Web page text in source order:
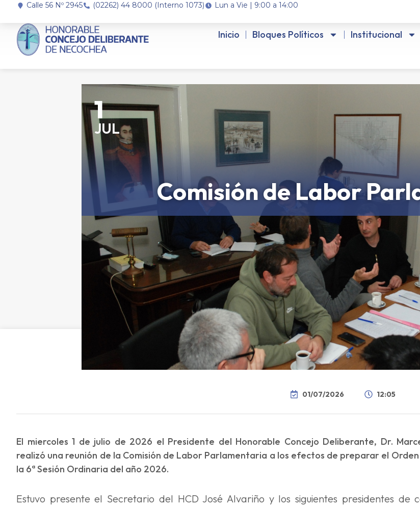
Calle 56 Nº 2945 (02262) 44 8000 (Interno 1073) Lun a Vie | 9:00 a 14:00
Inicio Bloques Políticos Institucional
1
JUL
Comisión de Labor
01/07/2026 12:05
El miercoles 1 de julio de 2026 el Presidente del Honorable Concejo Deliberante, Dr.
realizó una reunión de la Comisión de Labor Parlamentaria a los efectos de preparar el
la 6ª Sesión Ordinaria del año 2026.
Estuvo presente el Secretario del HCD José Alvariño y los siguientes presidentes de